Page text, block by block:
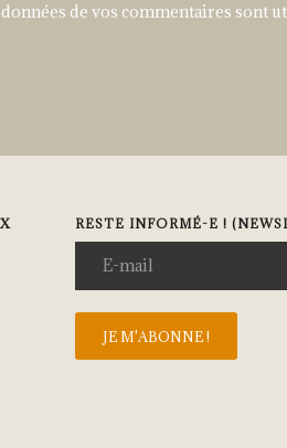
de vos commentaires sont
RESTE INFORMÉ-E !